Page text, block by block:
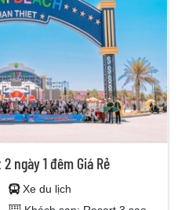
ngày 1 đêm Giá Rẻ
Xe du lịch